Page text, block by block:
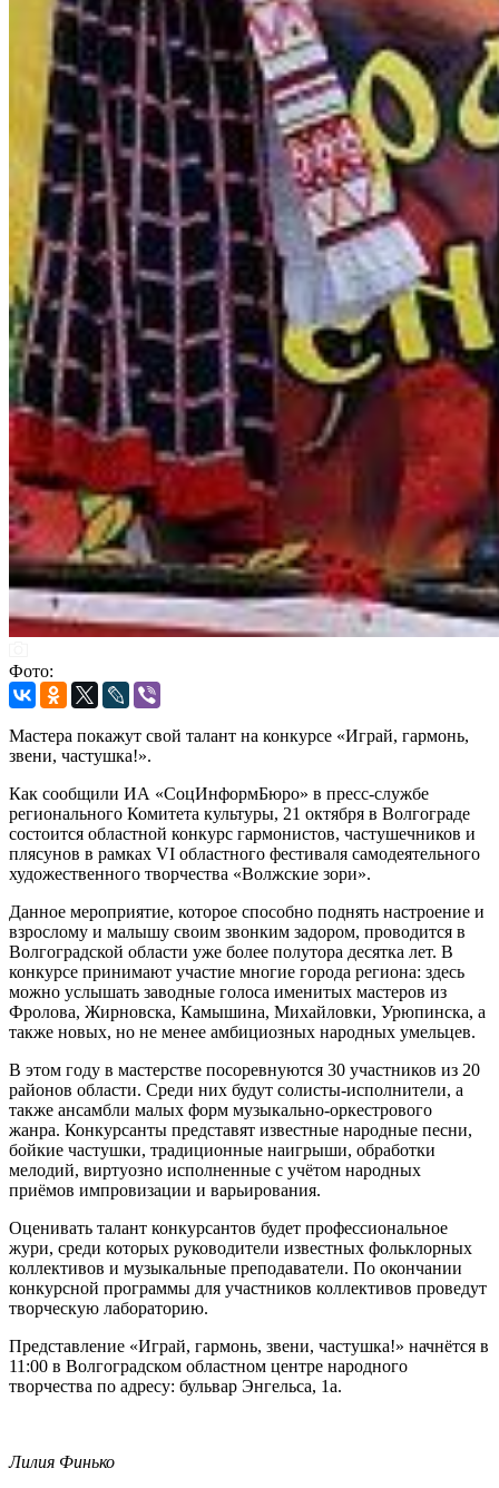
Фото:
Мастера покажут свой талант на конкурсе «Играй, гармонь,
звени, частушка!».
Как сообщили ИА «СоцИнформБюро» в пресс-службе
регионального Комитета культуры, 21 октября в Волгограде
состоится областной конкурс гармонистов, частушечников и
плясунов в рамках VI областного фестиваля самодеятельного
художественного творчества «Волжские зори».
Данное мероприятие, которое способно поднять настроение и
взрослому и малышу своим звонким задором, проводится в
Волгоградской области уже более полутора десятка лет. В
конкурсе принимают участие многие города региона: здесь
можно услышать заводные голоса именитых мастеров из
Фролова, Жирновска, Камышина, Михайловки, Урюпинска, а
также новых, но не менее амбициозных народных умельцев.
В этом году в мастерстве посоревнуются 30 участников из 20
районов области. Среди них будут солисты-исполнители, а
также ансамбли малых форм музыкально-оркестрового
жанра. Конкурсанты представят известные народные песни,
бойкие частушки, традиционные наигрыши, обработки
мелодий, виртуозно исполненные с учётом народных
приёмов импровизации и варьирования.
Оценивать талант конкурсантов будет профессиональное
жури, среди которых руководители известных фольклорных
коллективов и музыкальные преподаватели. По окончании
конкурсной программы для участников коллективов проведут
творческую лабораторию.
Представление «Играй, гармонь, звени, частушка!» начнётся в
11:00 в Волгоградском областном центре народного
творчества по адресу: бульвар Энгельса, 1а.
Лилия Финько